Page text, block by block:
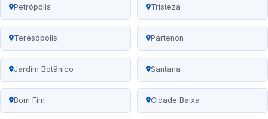
Petrópolis Tristeza
Teresópolis Partenon
Jardim Botânico Santana
Bom Fim Cidade Baixa